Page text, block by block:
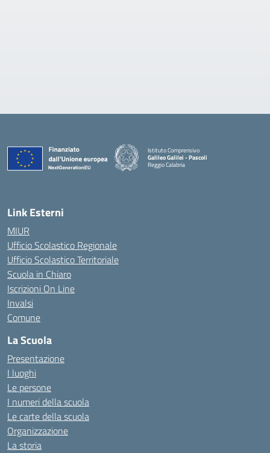
Istituto Comprensivo
Galileo Galilei - Pascoli
Reggio Calabria
Link Esterni
MIUR
Ufficio Scolastico Regionale
Ufficio Scolastico Territoriale
Scuola in Chiaro
Iscrizioni On Line
Invalsi
Comune
La Scuola
Presentazione
I luoghi
Le persone
I numeri della scuola
Le carte della scuola
Organizzazione
La storia